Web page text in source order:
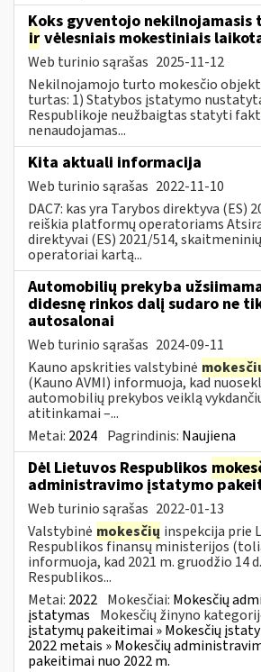
Koks gyventojo nekilnojamasis
ir vėlesniais mokestiniais
Web turinio sąrašas 2025-11-12
Nekilnojamojo turto mokesčio
turtas: 1) Statybos įstatymo
Respublikoje neužbaigtas statyti
nenaudojamas...
Kita aktuali informacija
Web turinio sąrašas 2022-11-10
DAC7: kas yra Tarybos direktyva (ES)
reiškia platformų operatoriams
direktyvai (ES) 2021/514,
operatoriai kartą...
Automobilių prekyba
didesnę rinkos dalį sudaro ne
autosalonai
Web turinio sąrašas 2024-09-11
Kauno apskrities valstybinė
(Kauno AVMI) informuoja, kad
automobilių prekybos veiklą
atitinkamai –...
Metai: 2024 Pagrindinis: Naujiena
Dėl Lietuvos Respublikos
administravimo įstatymo
Web turinio sąrašas 2022-01-13
Valstybinė mokesčių inspekcija prie
Respublikos finansų ministerijos
informuoja, kad 2021 m. gruodžio 14
Respublikos...
Metai: 2022 Mokesčiai: Mokesčių
įstatymas Mokesčių žinyno
įstatymų pakeitimai » Mokesčių
2022 metais » Mokesčių
pakeitimai nuo 2022 m.